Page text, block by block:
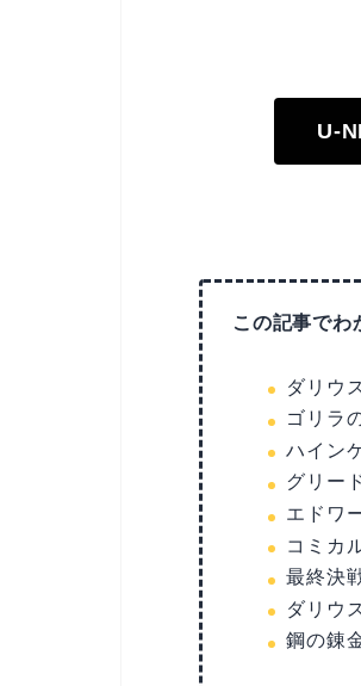
U-
この記事でわ
ダリウ
ゴリラ
ハイン
グリー
エドワ
コミカ
最終決
ダリウ
鋼の錬